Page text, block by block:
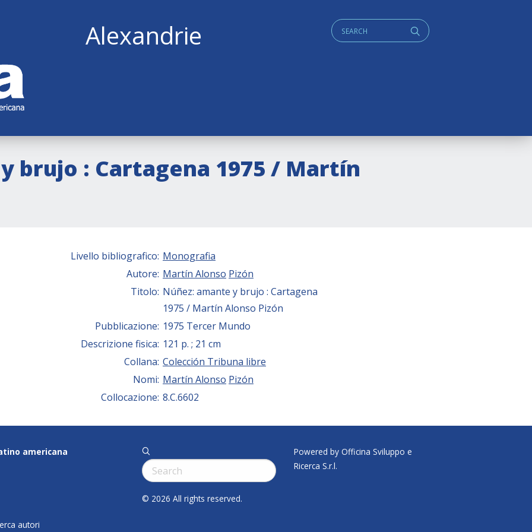
Alexandrie q
Cerca:
brujo : Cartagena 1975 / Martín
Livello bibliografico: Monografia
Autore: Martín Alonso Pizón
Titolo: Núñez: amante y brujo : Cartagena
1975 / Martín Alonso Pizón
Pubblicazione: 1975 Tercer Mundo
Descrizione fisica: 121 p. ; 21 cm
Collana: Colección Tribuna libre
Nomi: Martín Alonso Pizón
Collocazione: 8.C.6602
americana
autori
q
Cerca:
© 2026 All rights reserved.
Powered by Officina Sviluppo e
Ricerca S.r.l.